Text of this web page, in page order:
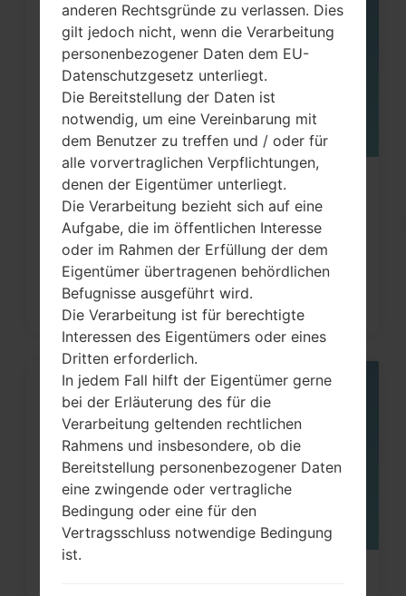
MAI
Wie kann ich auf LG G3, G4, G5, G7
und ähnlichen Serien...
anderen Rechtsgründe zu verlassen. Dies
gilt jedoch nicht, wenn die Verarbeitung
personenbezogener Daten dem EU-
Datenschutzgesetz unterliegt.
Die Bereitstellung der Daten ist
notwendig, um eine Vereinbarung mit
dem Benutzer zu treffen und / oder für
alle vorvertraglichen Verpflichtungen,
denen der Eigentümer unterliegt.
Die Verarbeitung bezieht sich auf eine
Aufgabe, die im öffentlichen Interesse
oder im Rahmen der Erfüllung der dem
Eigentümer übertragenen behördlichen
Befugnisse ausgeführt wird.
Die Verarbeitung ist für berechtigte
Interessen des Eigentümers oder eines
Dritten erforderlich.
In jedem Fall hilft der Eigentümer gerne
bei der Erläuterung des für die
Verarbeitung geltenden rechtlichen
Rahmens und insbesondere, ob die
Bereitstellung personenbezogener Daten
eine zwingende oder vertragliche
Bedingung oder eine für den
Vertragsschluss notwendige Bedingung
ist.